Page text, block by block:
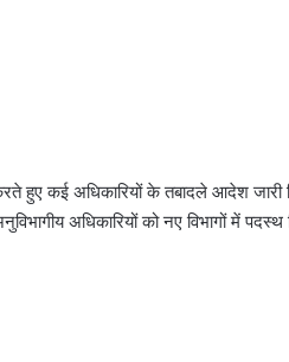
कई अधिकारियों के तबादले आदेश जारी
अधिकारियों को नए विभागों में पदस्थ